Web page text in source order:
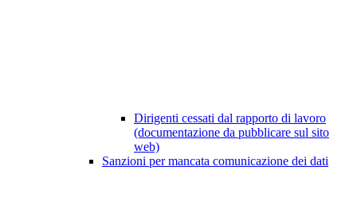
Dirigenti cessati dal rapporto di lavoro
(documentazione da pubblicare sul sito
web)
Sanzioni per mancata comunicazione dei dati